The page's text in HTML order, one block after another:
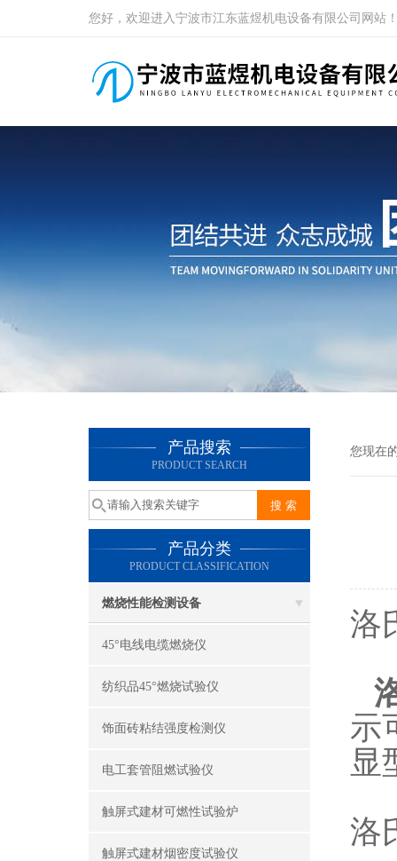
您好，欢迎进入宁波市江东蓝煜机电设备有限公司网站
产品搜索
PRODUCT SEARCH
产品分类
PRODUCT CLASSIFICATION
燃烧性能检测设备
45°电线电缆燃烧仪
纺织品45°燃烧试验仪
饰面砖粘结强度检测仪
电工套管阻燃试验仪
触屏式建材可燃性试验炉
触屏式建材烟密度试验仪
您现在
洛
示
显
洛